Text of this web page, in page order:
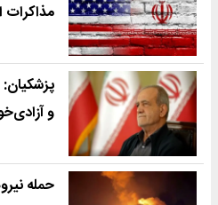
مذاکرات
و
حمله